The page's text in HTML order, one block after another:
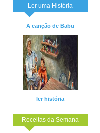
Ler uma História
A canção de Babu
ler história
Receitas da Semana